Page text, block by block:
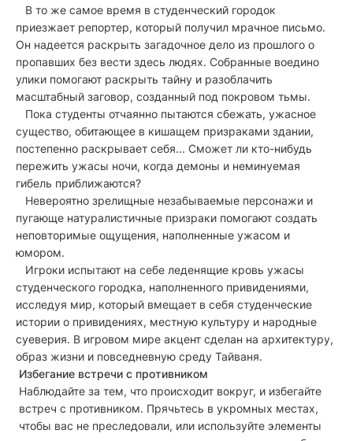
В то же самое время в студенческий городок
приезжает репортер, который получил мрачное письмо.
Он надеется раскрыть загадочное дело из прошлого о
пропавших без вести здесь людях. Собранные воедино
улики помогают раскрыть тайну и разоблачить
масштабный заговор, созданный под покровом тьмы.
Пока студенты отчаянно пытаются сбежать, ужасное
существо, обитающее в кишащем призраками здании,
постепенно раскрывает себя... Сможет ли кто-нибудь
пережить ужасы ночи, когда демоны и неминуемая
гибель приближаются?
Невероятно зрелищные незабываемые персонажи и
пугающе натуралистичные призраки помогают создать
неповторимые ощущения, наполненные ужасом и
юмором.
Игроки испытают на себе леденящие кровь ужасы
студенческого городка, наполненного привидениями,
исследуя мир, который вмещает в себя студенческие
истории о привидениях, местную культуру и народные
суеверия. В игровом мире акцент сделан на архитектуру,
образ жизни и повседневную среду Тайваня.
Избегание встречи с противником
Наблюдайте за тем, что происходит вокруг, и избегайте
встреч с противником. Прячьтесь в укромных местах,
чтобы вас не преследовали, или используйте элементы